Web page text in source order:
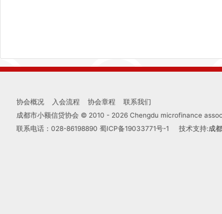
协会概况 入会流程 协会章程
联系我们
成都市小额信贷协会 © 2010 - 2026 Chengdu microfinance
联系电话：028-86198890 蜀ICP备19033771号-1 技术支持:成